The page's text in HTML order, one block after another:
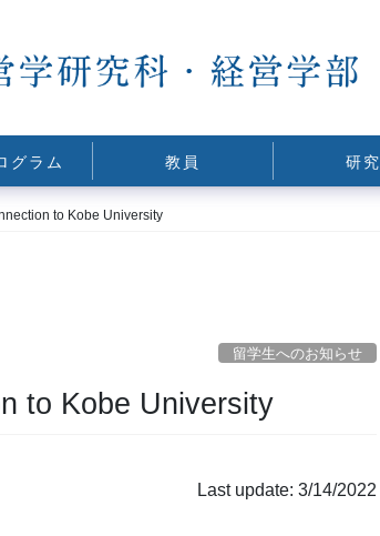
グラム 教員 研究
to Kobe University
留学生へのお知らせ
to Kobe University
Last update: 3/14/2022